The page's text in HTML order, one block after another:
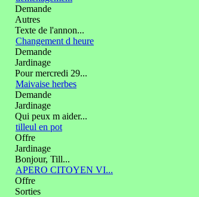
Demande
Autres
Texte de l'annon...
Changement d heure
Demande
Jardinage
Pour mercredi 29...
Maivaise herbes
Demande
Jardinage
Qui peux m aider...
tilleul en pot
Offre
Jardinage
Bonjour, Till...
APERO CITOYEN VI...
Offre
Sorties